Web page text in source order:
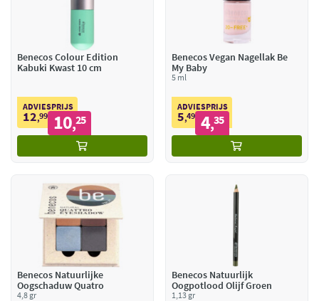
Benecos Colour Edition
Kabuki Kwast 10 cm
ADVIESPRIJS
12,99 10,25
Benecos Vegan Nagellak Be
My Baby
5 ml
ADVIESPRIJS
5,49 4,35
Benecos Natuurlijke
Oogschaduw Quatro
4,8 gr
Benecos Natuurlijk
Oogpotlood Olijf Groen
1,13 gr